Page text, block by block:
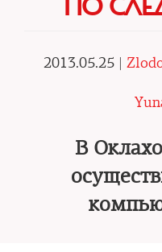
2013.05.25 |
В